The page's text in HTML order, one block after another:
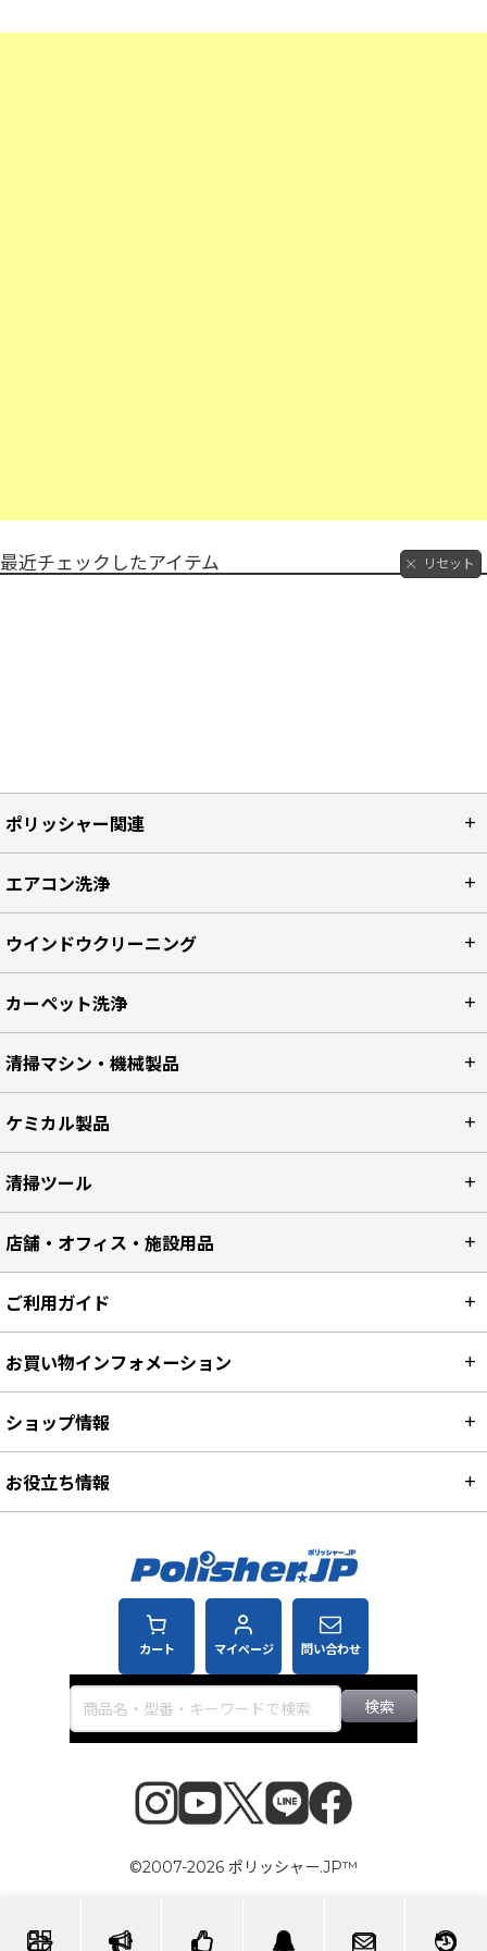
最近チェックしたアイテム リセット
ポリッシャー関連
エアコン洗浄
ウインドウクリーニング
カーペット洗浄
清掃マシン・機械製品
ケミカル製品
清掃ツール
店舗・オフィス・施設用品
カート マイページ 問い合わせ
検索
ご利用ガイド
お買い物インフォメーション
ショップ情報
お役立ち情報
©2007-2026 ポリッシャー.JP™